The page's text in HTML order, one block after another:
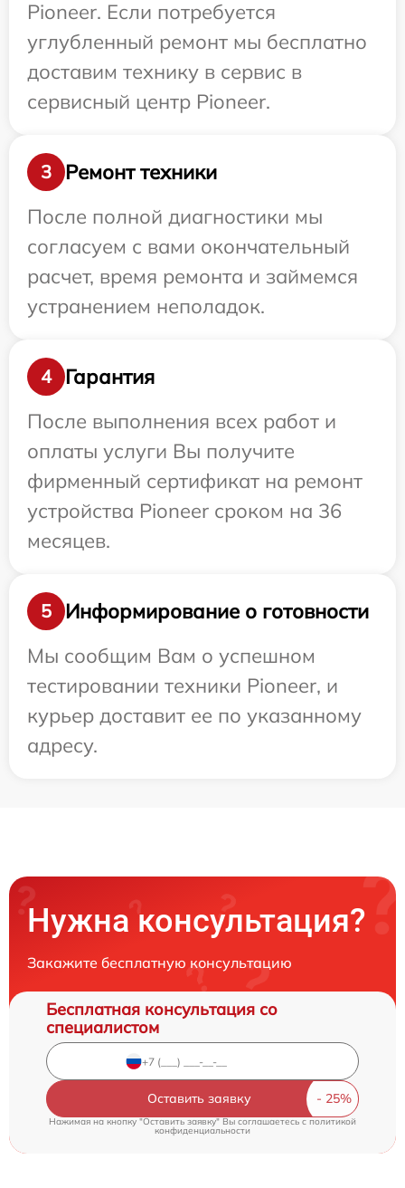
Pioneer. Если потребуется
углубленный ремонт мы бесплатно
доставим технику в сервис в
сервисный центр Pioneer.
3
Ремонт техники
После полной диагностики мы
согласуем с вами окончательный
расчет, время ремонта и займемся
устранением неполадок.
4
Гарантия
После выполнения всех работ и
оплаты услуги Вы получите
фирменный сертификат на ремонт
устройства Pioneer сроком на 36
месяцев.
5
Информирование о готовности
Мы сообщим Вам о успешном
тестировании техники Pioneer, и
курьер доставит ее по указанному
адресу.
Нужна консультация?
Закажите бесплатную консультацию
Бесплатная консультация со
специалистом
Оставить заявку
Нажимая на кнопку "Оставить заявку" Вы соглашаетесь cполитикой
конфиденциальности